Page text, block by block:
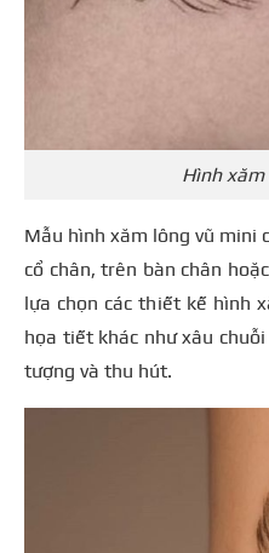
Hình
Mẫu hình xăm lông vũ mini
cổ chân, trên bàn chân
lựa chọn các thiết kế hình
họa tiết khác như xâu
tượng và thu hút.